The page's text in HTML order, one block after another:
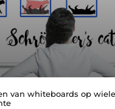
van whiteboards op